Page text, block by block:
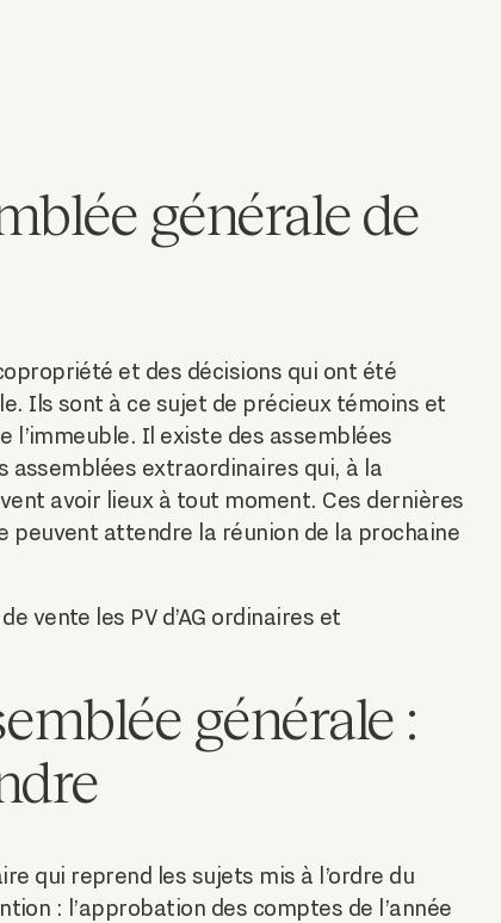
générale de
et des décisions qui ont été
Ils sont à ce sujet de précieux témoins et
l’immeuble. Il existe des assemblées
assemblées extraordinaires qui, à la
avoir lieux à tout moment. Ces dernières
peuvent attendre la réunion de la prochaine
vente les PV d’AG ordinaires et
générale :
qui reprend les sujets mis à l’ordre du
: l’approbation des comptes de l’année